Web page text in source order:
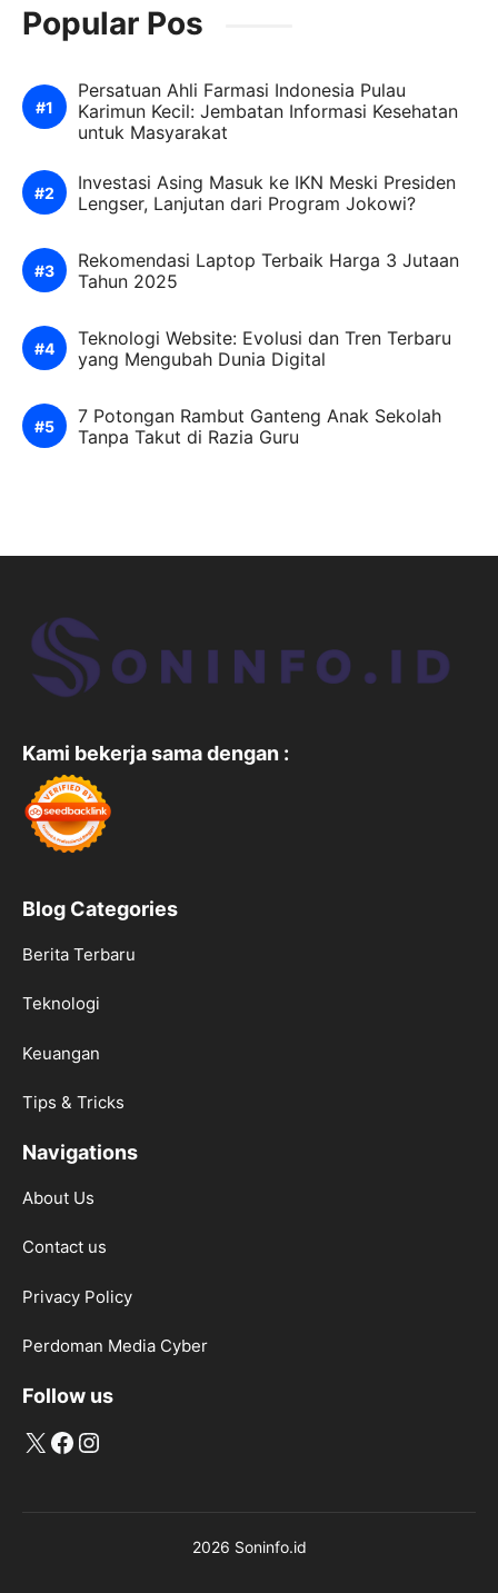
Popular Pos
Persatuan Ahli Farmasi Indonesia Pulau
Karimun Kecil: Jembatan Informasi Kesehatan
untuk Masyarakat
Investasi Asing Masuk ke IKN Meski Presiden
Lengser, Lanjutan dari Program Jokowi?
Rekomendasi Laptop Terbaik Harga 3 Jutaan
Tahun 2025
Teknologi Website: Evolusi dan Tren Terbaru
yang Mengubah Dunia Digital
7 Potongan Rambut Ganteng Anak Sekolah
Tanpa Takut di Razia Guru
Kami bekerja sama dengan :
Blog Categories
Berita Terbaru
Teknologi
Keuangan
Tips & Tricks
Navigations
About Us
Contact us
Privacy Policy
Perdoman Media Cyber
Follow us
X Facebook
Instagram
2026 Soninfo.id